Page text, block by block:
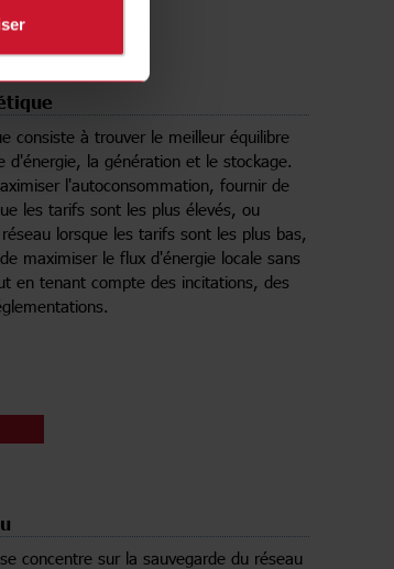
consiste à trouver le meilleur équilibre
d'énergie, la génération et le stockage.
l'autoconsommation, fournir de
les tarifs sont les plus élevés, ou
lorsque les tarifs sont les plus bas,
maximiser le flux d'énergie locale sans
en tenant compte des incitations, des
concentre sur la sauvegarde du réseau